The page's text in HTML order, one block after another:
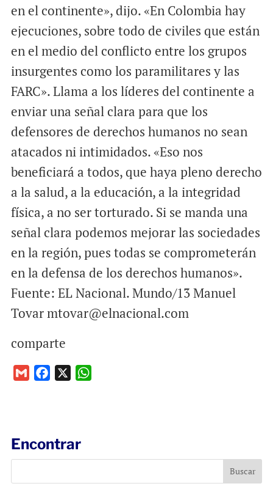
en el continente», dijo. «En Colombia hay
ejecuciones, sobre todo de civiles que están
en el medio del conflicto entre los grupos
insurgentes como los paramilitares y las
FARC». Llama a los líderes del continente a
enviar una señal clara para que los
defensores de derechos humanos no sean
atacados ni intimidados. «Eso nos
beneficiará a todos, que haya pleno derecho
a la salud, a la educación, a la integridad
física, a no ser torturado. Si se manda una
señal clara podemos mejorar las sociedades
en la región, pues todas se comprometerán
en la defensa de los derechos humanos».
Fuente: EL Nacional. Mundo/13 Manuel
Tovar mtovar@el­nacional.com
comparte
o
k
p
Encontrar